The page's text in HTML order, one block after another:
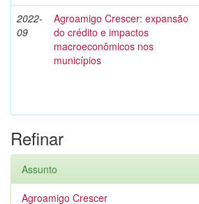
2022-
09
Agroamigo Crescer: expansão
do crédito e impactos
macroeconômicos nos
municípios
Refinar
Assunto
Agroamigo Crescer